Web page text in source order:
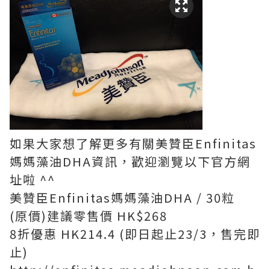
如果大家想了解更多有關美贊臣Enfinitas
媽媽藻油DHA資訊，歡迎瀏覽以下官方網
址啦 ^^
美贊臣Enfinitas媽媽藻油DHA / 30粒
(原價)建議零售價 HK$268
8折優惠 HK214.4 (即日起止23/3，售完即
止)